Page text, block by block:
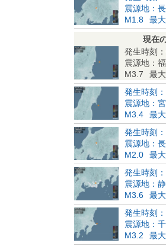
震源地：
M1.8
最
現在
発生時刻
震源地：
M3.7
最
発生時刻
震源地：
M3.4
最
発生時刻
震源地：
M2.0
最
発生時刻
震源地：
M3.6
最
発生時刻
震源地：
M3.2
最